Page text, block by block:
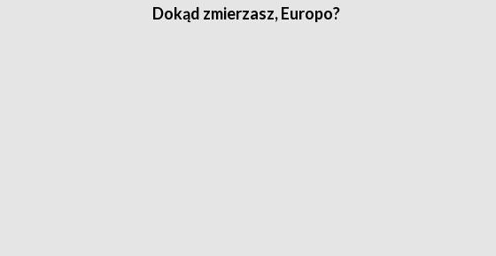
Dokąd zmierzasz, Europo?